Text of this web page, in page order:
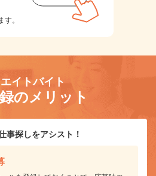
。
イトバイト
のメリット
事探しをアシスト！